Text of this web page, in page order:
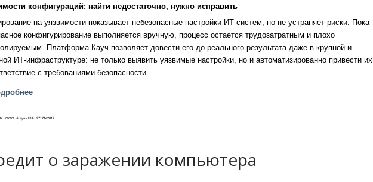
конфигураций: найти недостаточно, нужно исправить
на уязвимости показывает небезопасные настройки ИТ-систем, но не устраняет риски. Пока
конфигурирование выполняется вручную, процесс остается трудозатратным и плохо
Платформа Кауч позволяет довести его до реального результата даже в крупной и
ИТ-инфраструктуре: не только выявить уязвимые настройки, но и автоматизированно привести их
с требованиями безопасности.
ООО «Кауч» ИНН 9717142012
о заражении компьютера